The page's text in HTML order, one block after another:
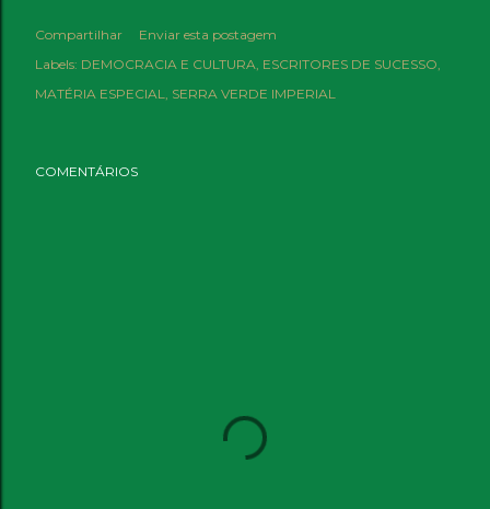
Compartilhar
Enviar esta postagem
Labels: DEMOCRACIA E CULTURA ESCRITORES DE SUCESSO
MATÉRIA ESPECIAL
SERRA VERDE IMPERIAL
COMENTÁRIOS